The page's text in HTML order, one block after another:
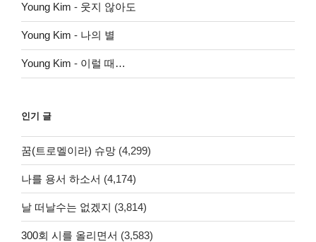
Young Kim - 웃지 않아도
Young Kim - 나의 별
Young Kim - 이럴 때…
인기 글
꿈(트로멜이라) 슈망 (4,299)
나를 용서 하소서 (4,174)
날 떠날수는 없겠지 (3,814)
300회 시를 올리면서 (3,583)